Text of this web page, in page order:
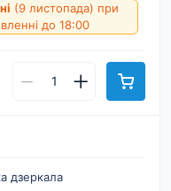
(9 листопада) при
до 18:00
дзеркала